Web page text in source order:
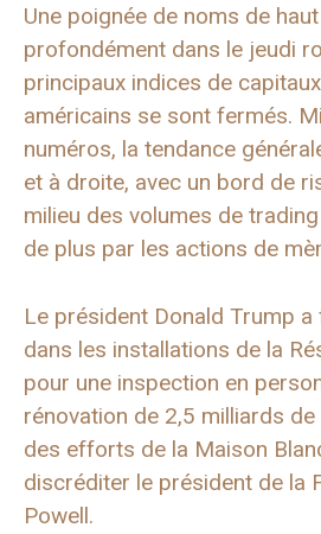
Une poignée de noms de
profondément dans le jeudi
principaux indices de
américains se sont fermés.
numéros, la tendance
et à droite, avec un bord de
milieu des volumes de
de plus par les actions de
Le président Donald Trump
dans les installations de la
pour une inspection en
rénovation de 2,5 milliards
des efforts de la Maison
discréditer le président de la
Powell.